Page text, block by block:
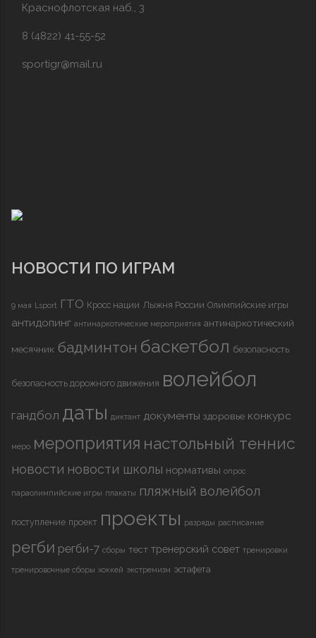
Краснофлотская наб., 3
8 (4822) 41-55-52
sportigr@mail.ru
НОВОСТИ ПО ИГРАМ
9 мая Lsport ГТО Кросс нации Лыжня России Олимпийские игры
антидопинг антинаркотические мероприятия антинаркотический
месячник бадминтон баскетбол безопасность
безопасность дорожного движения волейбол
гандбол даты диктант документы здоровье конкурс
меро мероприятия настольный теннис
новости новости школы нормативы опрос
параолимпийские игры плакаты пляжный волейбол
поступление проект проекты разряды расписание
регби регби-7 сборы тест тренерский совет тренировки
тренировочные сборы хоккей экстремизм эстафета